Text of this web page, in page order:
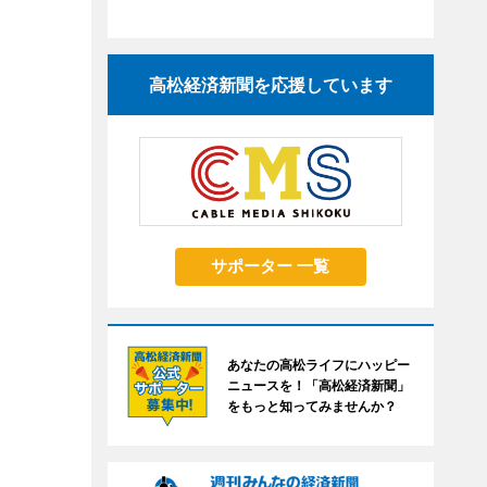
高松経済新聞を応援しています
サポーター 一覧
あなたの高松ライフにハッピー
ニュースを！「高松経済新聞」
をもっと知ってみませんか？